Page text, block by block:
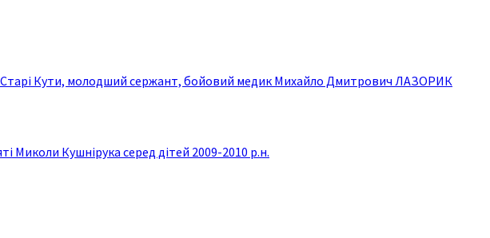
Старі Кути, молодший сержант, бойовий медик Михайло Дмитрович ЛАЗОРИК
Миколи Кушнірука серед дітей 2009-2010 р.н.